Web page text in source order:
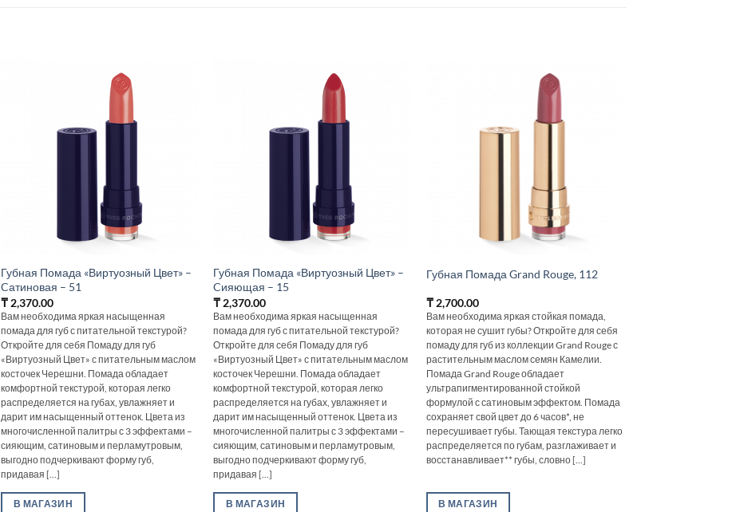
Губная Помада «Виртуозный Цвет» –
Cатиновая – 51
₸ 2,370.00
Вам необходима яркая насыщенная
помада для губ с питательной текстурой?
Откройте для себя Помаду для губ
«Виртуозный Цвет» с питательным маслом
косточек Черешни. Помада обладает
комфортной текстурой, которая легко
распределяется на губах, увлажняет и
дарит им насыщенный оттенок. Цвета из
многочисленной палитры с 3 эффектами –
сияющим, сатиновым и перламутровым,
выгодно подчеркивают форму губ,
придавая [...]
В МАГАЗИН
Губная Помада «Виртуозный Цвет» –
Cияющая – 15
₸ 2,370.00
Вам необходима яркая насыщенная
помада для губ с питательной текстурой?
Откройте для себя Помаду для губ
«Виртуозный Цвет» с питательным маслом
косточек Черешни. Помада обладает
комфортной текстурой, которая легко
распределяется на губах, увлажняет и
дарит им насыщенный оттенок. Цвета из
многочисленной палитры с 3 эффектами –
сияющим, сатиновым и перламутровым,
выгодно подчеркивают форму губ,
придавая [...]
В МАГАЗИН
Губная Помада Grand Rouge, 112
₸2,700.00
Вам необходима яркая стойкая помада,
которая не сушит губы? Откройте для себя
помаду для губ из коллекции Grand Rouge с
растительным маслом семян Камелии.
Помада Grand Rouge обладает
ультрапигментированной стойкой
формулой с сатиновым эффектом. Помада
сохраняет свой цвет до 6 часов*, не
пересушивает губы. Тающая текстура легко
распределяется по губам, разглаживает и
восстанавливает** губы, словно [...]
В МАГАЗИН